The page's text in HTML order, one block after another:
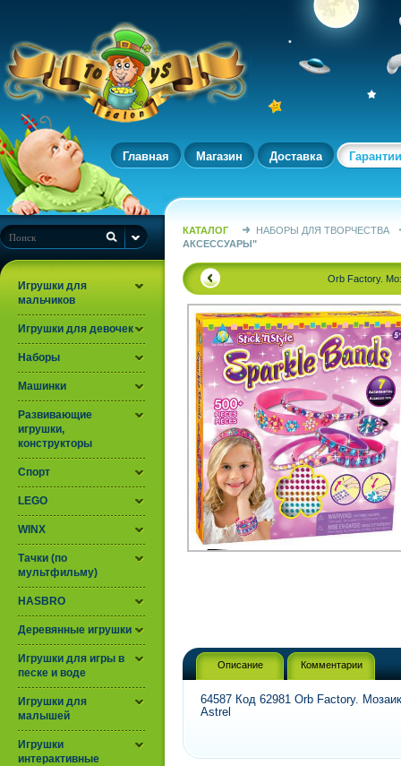
Главная Магазин Доставка Гарантии
Игрушки для
мальчиков
Игрушки для девочек
Наборы
Машинки
Развивающие
игрушки,
конструкторы
Спорт
LEGO
WINX
Тачки (по
мультфильму)
HASBRO
Деревянные игрушки
Игрушки для игры в
песке и воде
Игрушки для
малышей
Игрушки
интерактивные
КАТАЛОГ
НАБОРЫ ДЛЯ ТВОРЧЕСТВА
АКСЕССУАРЫ"
Orb Factory.
Описание Комментарии
64587 Код 62981 Orb Factory.
Astrel